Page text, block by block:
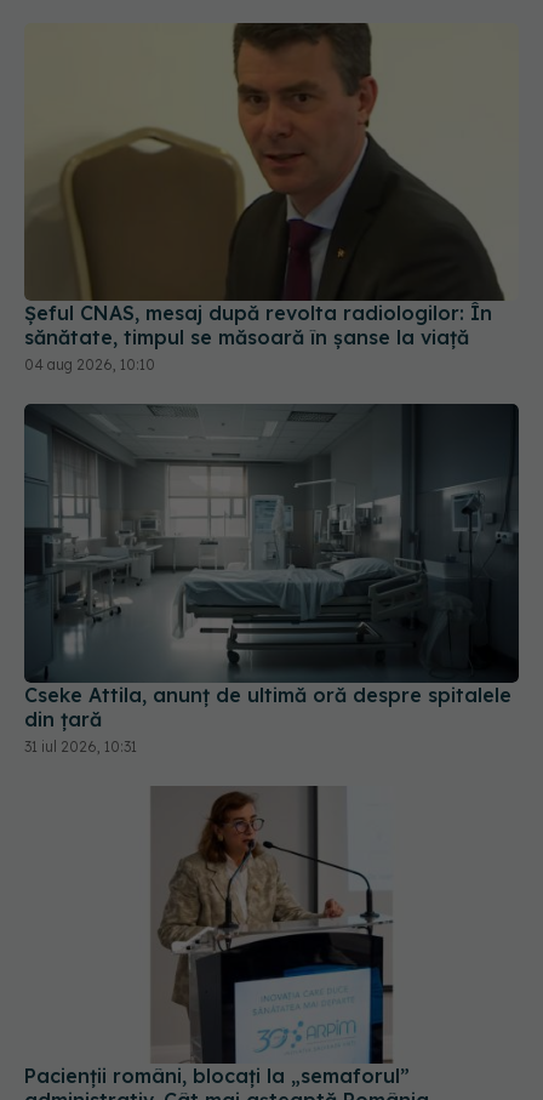
Șeful CNAS, mesaj după revolta radiologilor: În
sănătate, timpul se măsoară în șanse la viață
04 aug 2026, 10:10
Cseke Attila, anunț de ultimă oră despre spitalele
din țară
31 iul 2026, 10:31
Pacienții români, blocați la „semaforul”